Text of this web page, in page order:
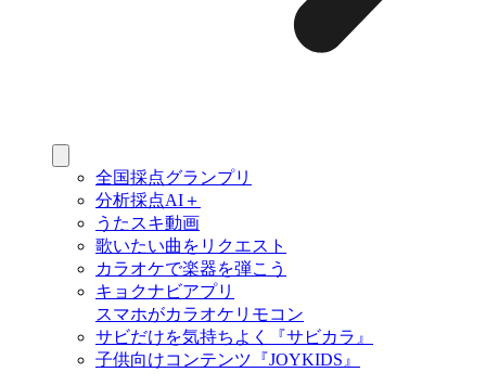
全国採点グランプリ
分析採点AI＋
うたスキ動画
歌いたい曲をリクエスト
カラオケで楽器を弾こう
キョクナビアプリ
スマホがカラオケリモコン
サビだけを気持ちよく『サビカラ』
子供向けコンテンツ『JOYKIDS』